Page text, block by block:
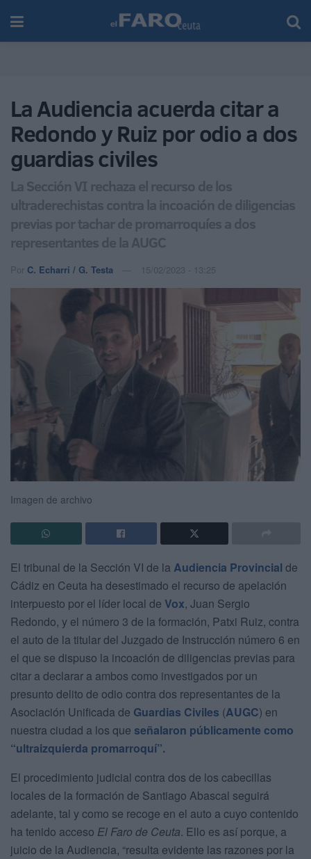
La Audiencia acuerda citar a
Redondo y Ruiz por odio a dos
guardias civiles
La Sección VI rechaza el recurso de los
ultraderechistas contra la incoación de diligencias
previas por tachar de promarroquíes a dos
representantes de la AUGC
Por C. Echarri / G. Testa 15/02/2023 - 13:25
Imagen de archivo
El tribunal de la Sección VI de la Audiencia Provincial de
Cádiz en Ceuta ha desestimado el recurso de apelación
interpuesto por el líder local de Vox, Juan Sergio
Redondo, y el número 3 de la formación, Patxi Ruiz, contra
el auto de la titular del Juzgado de Instrucción número 6 en
el que se dispuso la incoación de diligencias previas para
citar a declarar a ambos como investigados por un
presunto delito de odio contra dos representantes de la
Asociación Unificada de Guardias Civiles (AUGC) en
nuestra ciudad a los que señalaron públicamente como
“ultraizquierda promarroquí”.
El procedimiento judicial contra dos de los cabecillas
locales de la formación de Santiago Abascal seguirá
adelante, tal y como se recoge en el auto a cuyo contenido
ha tenido acceso El Faro de Ceuta. Ello es así porque, a
juicio de la Audiencia, “resulta evidente las razones por la